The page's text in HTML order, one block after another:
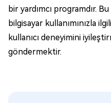
bir yardımcı programdır. Bu
bilgisayar kullanımınızla
kullanıcı deneyimini
göndermektir.